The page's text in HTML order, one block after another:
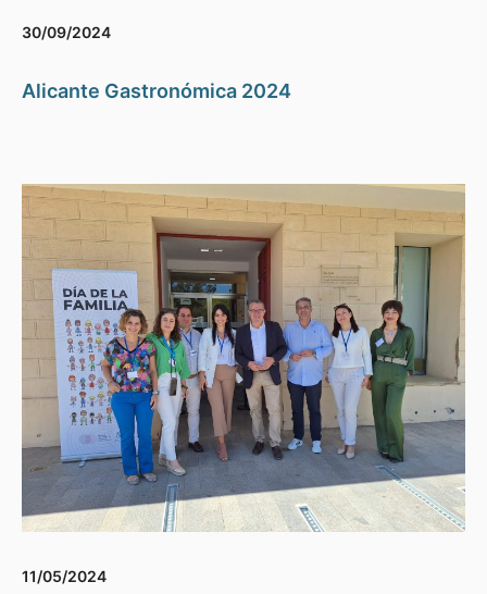
30/09/2024
Alicante Gastronómica 2024
11/05/2024